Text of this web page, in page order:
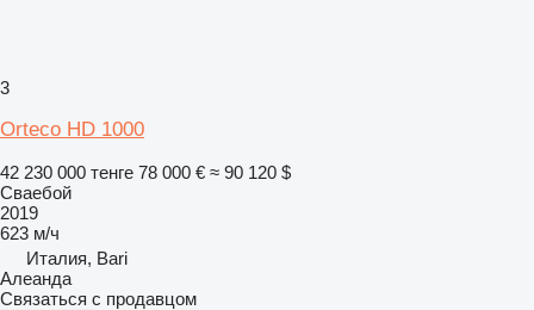
3
Orteco HD 1000
42 230 000 тенге 78 000 € ≈ 90 120 $
Сваебой
2019
623 м/ч
Италия, Bari
Алеанда
Связаться с продавцом